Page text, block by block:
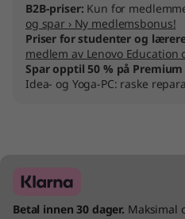
B2B-priser: Kun for
og spar › Ny medlemsbonus!
Priser for studenter og
medlem av Lenovo Education
Spar opptil 50 % på Premium
Idea- og Yoga-PC: raske
Betal innen 30 dager. Maksimal